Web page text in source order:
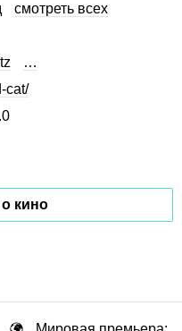
смотреть всех
…
cat/
кино